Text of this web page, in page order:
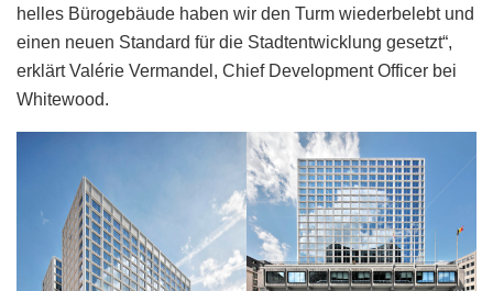
helles Bürogebäude haben wir den Turm wiederbelebt und
einen neuen Standard für die Stadtentwicklung gesetzt“,
erklärt Valérie Vermandel, Chief Development Officer bei
Whitewood.